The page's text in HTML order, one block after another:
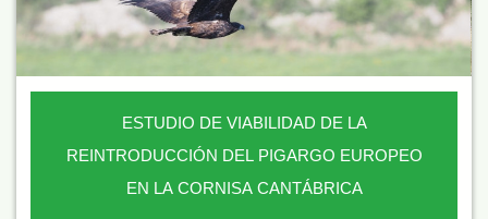
ESTUDIO DE VIABILIDAD DE LA
REINTRODUCCIÓN DEL PIGARGO EUROPEO
EN LA CORNISA CANTÁBRICA